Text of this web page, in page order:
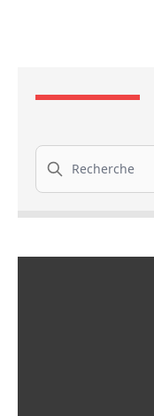
Recherche